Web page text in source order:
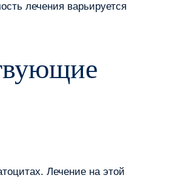
лечения варьируется
Лечение на этой